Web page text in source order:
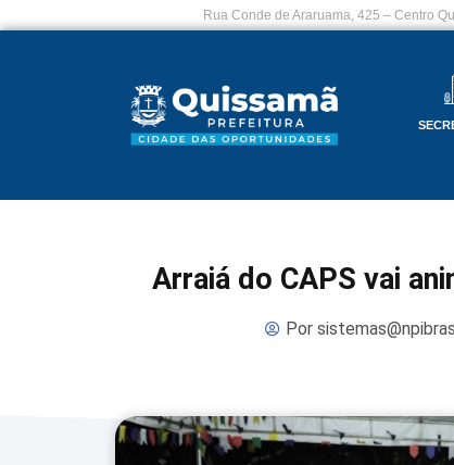
Rua Conde de Araruama, 425 – Centro
Arraiá do CAPS vai
Por